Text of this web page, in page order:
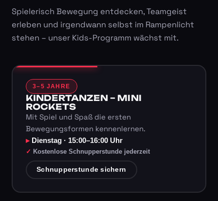
Spielerisch Bewegung entdecken, Teamgeist
erleben und irgendwann selbst im Rampenlicht
stehen – unser Kids-Programm wächst mit.
3–5 JAHRE
KINDERTANZEN – MINI
ROCKETS
Mit Spiel und Spaß die ersten
Bewegungsformen kennenlernen.
Dienstag · 15:00–16:00 Uhr
Kostenlose Schnupperstunde jederzeit
Schnupperstunde sichern